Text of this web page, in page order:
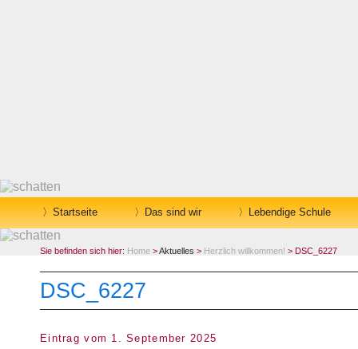
Startseite Das sind wir Lebendige Schule
Sie befinden sich hier: Home >Aktuelles > Herzlich willkommen! > DSC_6227
DSC_6227
Eintrag vom 1. September 2025